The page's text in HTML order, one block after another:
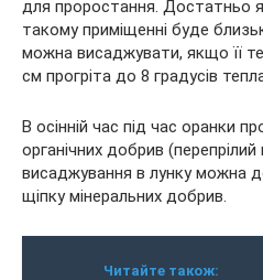
для проростання. Достатньо
такому приміщенні буде
можна висаджувати, якщо її
см прогріта до 8 градусів
В осінній час під час оранки
органічних добрив
висаджування в лунку можна
щіпку мінеральних добрив.
Читайте також: